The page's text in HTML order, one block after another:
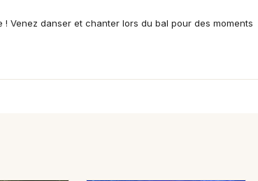
Venez danser et chanter lors du bal pour des moments